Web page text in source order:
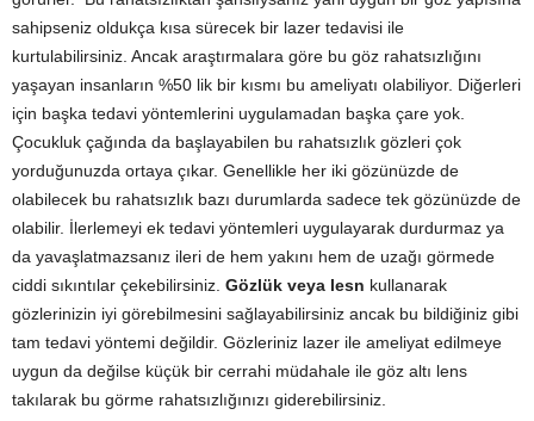
sahipseniz oldukça kısa sürecek bir lazer tedavisi ile
kurtulabilirsiniz. Ancak araştırmalara göre bu göz rahatsızlığını
yaşayan insanların %50 lik bir kısmı bu ameliyatı olabiliyor. Diğerleri
için başka tedavi yöntemlerini uygulamadan başka çare yok.
Çocukluk çağında da başlayabilen bu rahatsızlık gözleri çok
yorduğunuzda ortaya çıkar. Genellikle her iki gözünüzde de
olabilecek bu rahatsızlık bazı durumlarda sadece tek gözünüzde de
olabilir. İlerlemeyi ek tedavi yöntemleri uygulayarak durdurmaz ya
da yavaşlatmazsanız ileri de hem yakını hem de uzağı görmede
ciddi sıkıntılar çekebilirsiniz. Gözlük veya lesn kullanarak
gözlerinizin iyi görebilmesini sağlayabilirsiniz ancak bu bildiğiniz gibi
tam tedavi yöntemi değildir. Gözleriniz lazer ile ameliyat edilmeye
uygun da değilse küçük bir cerrahi müdahale ile göz altı lens
takılarak bu görme rahatsızlığınızı giderebilirsiniz.